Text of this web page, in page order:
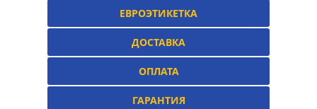
ЕВРОЭТИКЕТКА
ДОСТАВКА
ОПЛАТА
ГАРАНТИЯ